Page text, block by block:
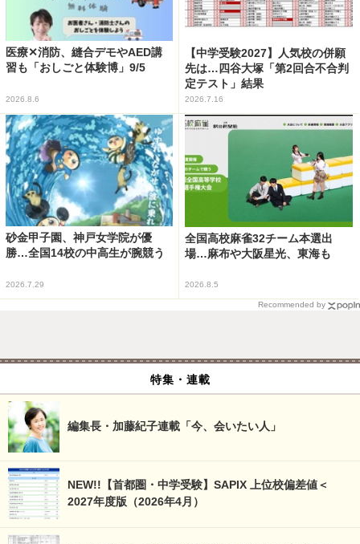
医療✕消防、縫合デモやAED講
習も「おしごと体験博」9/5
2026.8.6
【中学受験2027】人気校の併願
先は…四谷大塚「第2回合不合判
定テスト」結果
2026.7.16
砂金甲子園、神戸女学院が優
勝…全国14校の中高生が腕競う
2026.7.29
全国高校麻雀32チーム本選出
場…麻布や大阪星光、東海も
2026.8.5
Recommended by
特集・連載
編集長・加藤紀子連載「今、会いたい人」
NEW!!【首都圏・中学受験】SAPIX 上位校偏差値＜
2027年度版（2026年4月）